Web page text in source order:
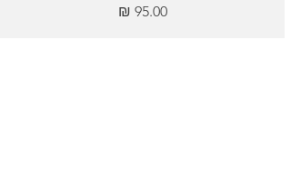
מחיר‏95.00 ‏₪